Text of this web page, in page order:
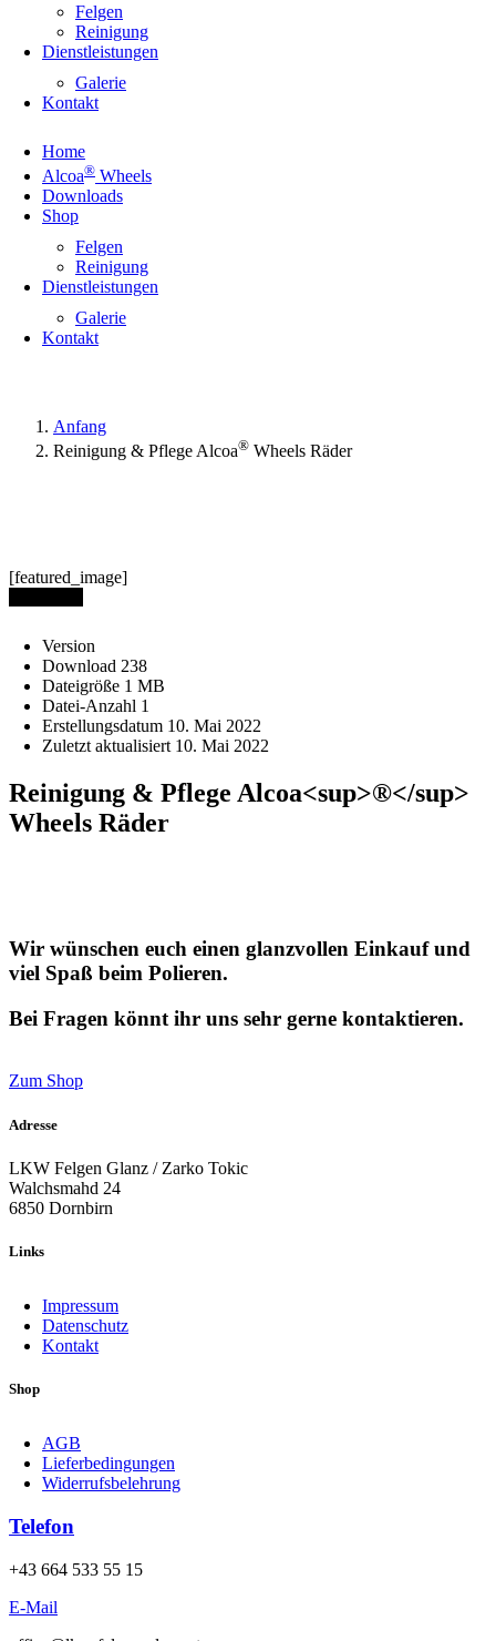
Felgen
Reinigung
Dienstleistungen
Galerie
Kontakt
Home
Alcoa® Wheels
Downloads
Shop
Felgen
Reinigung
Dienstleistungen
Galerie
Kontakt
Anfang
Reinigung & Pflege Alcoa® Wheels Räder
[featured_image]
Version
Download 238
Dateigröße 1 MB
Datei-Anzahl 1
Erstellungsdatum 10. Mai 2022
Zuletzt aktualisiert 10. Mai 2022
Reinigung & Pflege Alcoa<sup>®</sup>
Wheels Räder
Wir wünschen euch einen glanzvollen Einkauf und
viel Spaß beim Polieren.
Bei Fragen könnt ihr uns sehr gerne kontaktieren.
Zum Shop
Adresse
LKW Felgen Glanz / Zarko Tokic
Walchsmahd 24
6850 Dornbirn
Links
Impressum
Datenschutz
Kontakt
Shop
AGB
Lieferbedingungen
Widerrufsbelehrung
Telefon
+43 664 533 55 15
E-Mail